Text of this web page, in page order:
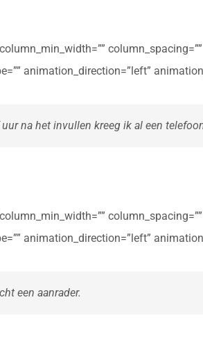
animation_direction=”left”
na het invullen kreeg ik al een
animation_direction=”left”
een aanrader.